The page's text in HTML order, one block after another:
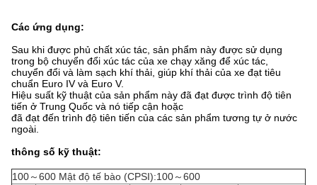
Các ứng dụng:
Sau khi được phủ chất xúc tác, sản phẩm này được sử dụng
trong bộ chuyển đổi xúc tác của xe chạy xăng để xúc tác,
chuyển đổi và làm sạch khí thải, giúp khí thải của xe đạt tiêu
chuẩn Euro IV và Euro V.
Hiệu suất kỹ thuật của sản phẩm này đã đạt được trình độ tiên
tiến ở Trung Quốc và nó tiếp cận hoặc
đã đạt đến trình độ tiên tiến của các sản phẩm tương tự ở nước
ngoài.
thông số kỹ thuật:
100～600 Mật độ tế bào (CPSI):100～600